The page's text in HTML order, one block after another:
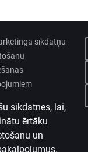
sīkdatņu
sīkdatnes, lai,
ērtāku
un